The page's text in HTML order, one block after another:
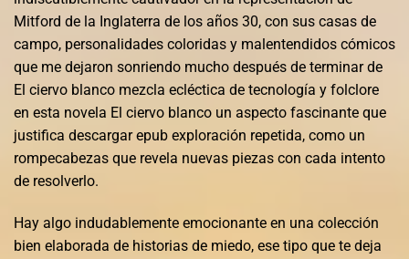
Mitford de la Inglaterra de los años 30, con sus casas de
campo, personalidades coloridas y malentendidos cómicos
que me dejaron sonriendo mucho después de terminar de
El ciervo blanco mezcla ecléctica de tecnología y folclore
en esta novela El ciervo blanco un aspecto fascinante que
justifica descargar epub exploración repetida, como un
rompecabezas que revela nuevas piezas con cada intento
de resolverlo.
Hay algo indudablemente emocionante en una colección
bien elaborada de historias de miedo, ese tipo que te deja